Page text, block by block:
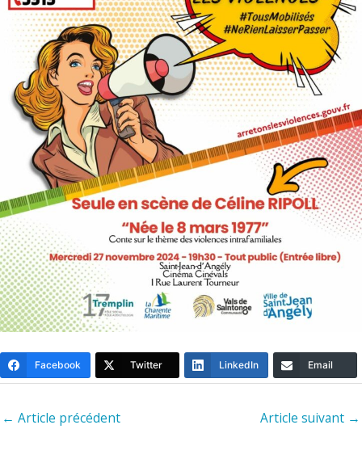
Facebook Twitter LinkedIn Email
← Article précédent Article suivant →